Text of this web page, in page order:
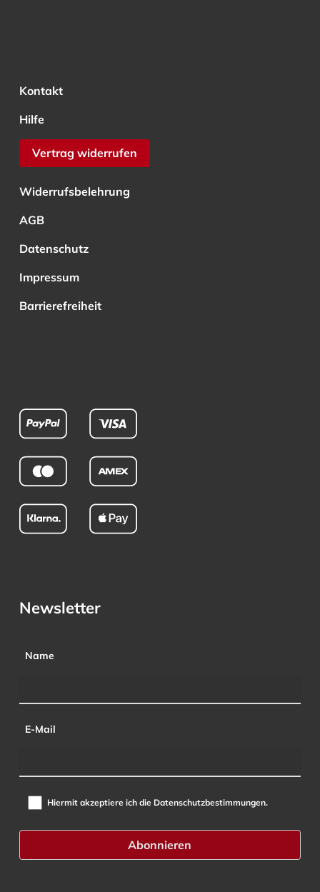
Kontakt
Hilfe
Vertrag widerrufen
Widerrufsbelehrung
AGB
Datenschutz
Impressum
Barrierefreiheit
Newsletter
Name
E-Mail
Hiermit akzeptiere ich die Datenschutzbestimmungen.